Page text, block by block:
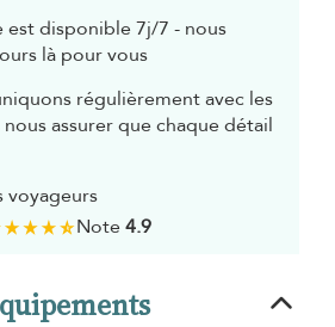
est disponible 7j/7 - nous
là pour vous
régulièrement avec les
assurer que chaque détail
voyageurs
Note4.9